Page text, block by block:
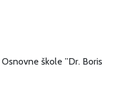
škole ”Dr. Boris